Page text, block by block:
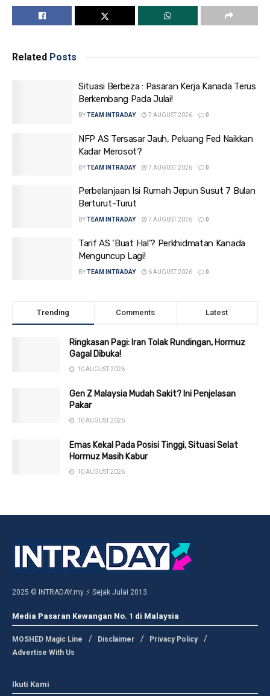
Related Posts
Situasi Berbeza : Pasaran Kerja Kanada Terus
Berkembang Pada Julai!
BY TEAM INTRADAY 7 AUGUST 2026 0
NFP AS Tersasar Jauh, Peluang Fed Naikkan
Kadar Merosot?
BYTEAM INTRADAY 7 AUGUST 2026 0
Perbelanjaan Isi Rumah Jepun Susut 7 Bulan
Berturut-Turut
BY TEAM INTRADAY 7 AUGUST 2026 0
Tarif AS ‘Buat Hal’? Perkhidmatan Kanada
Menguncup Lagi!
BYTEAM INTRADAY 6 AUGUST 2026 0
Trending Comments Latest
Ringkasan Pagi: Iran Tolak Rundingan, Hormuz
Gagal Dibuka!
10 AUGUST 2026
Gen Z Malaysia Mudah Sakit? Ini Penjelasan
Pakar
10 AUGUST 2026
Emas Kekal Pada Posisi Tinggi, Situasi Selat
Hormuz Masih Kabur
10 AUGUST 2026
2025 © INTRADAY.my ⚡ Sejak Julai 2013.
Media Pasaran Kewangan No. 1 di Malaysia
MOSHED Magic Line Disclaimer
Privacy Policy
Advertise With Us
Ikuti Kami